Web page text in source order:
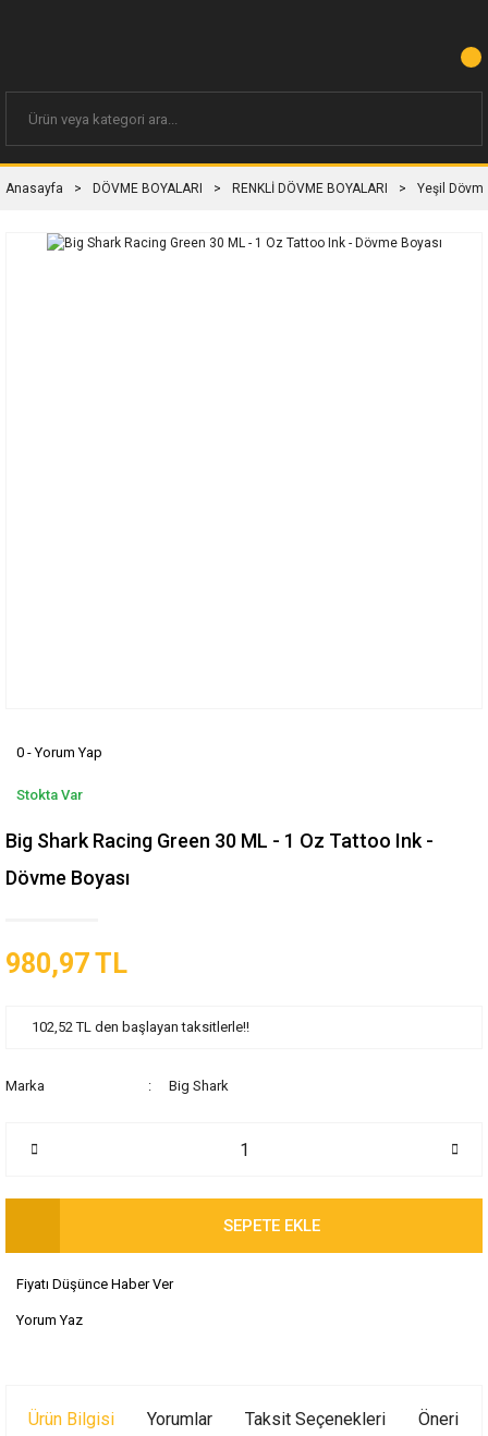
Anasayfa DÖVME BOYALARI RENKLİ DÖVME BOYALARI Yeşil
0 - Yorum Yap
Stokta Var
Big Shark Racing Green 30 ML - 1 Oz Tattoo Ink -
Dövme Boyası
980,97 TL
102,52 TL den başlayan taksitlerle!!
Marka Big Shark
SEPETE EKLE
Fiyatı Düşünce Haber Ver
Yorum Yaz
Ürün Bilgisi Yorumlar Taksit Seçenekleri